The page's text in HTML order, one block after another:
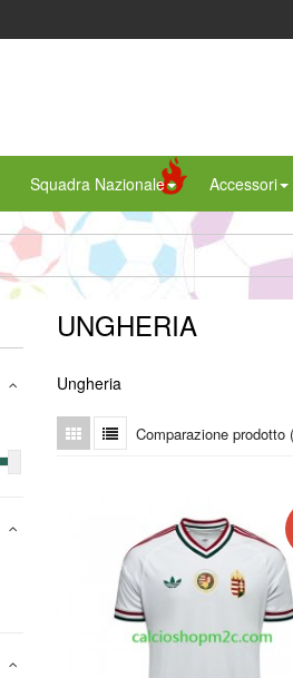
Squadra Nazionale Accessori
UNGHERIA
Ungheria
Comparazione prodotto